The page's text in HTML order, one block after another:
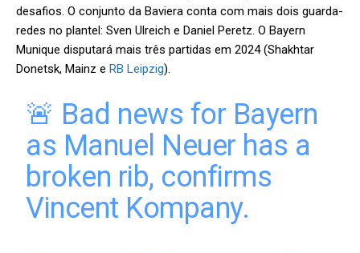
desafios. O conjunto da Baviera conta com mais dois guarda-
redes no plantel: Sven Ulreich e Daniel Peretz. O Bayern
Munique disputará mais três partidas em 2024 (Shakhtar
Donetsk, Mainz e RB Leipzig).
🚨 Bad news for Bayern
as Manuel Neuer has a
broken rib, confirms
Vincent Kompany.